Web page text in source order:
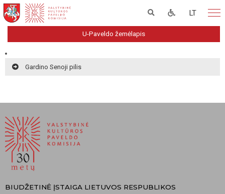
LT
U-Paveldo žemėlapis
Gardino Senoji pilis
BIUDŽETINĖ ĮSTAIGA LIETUVOS RESPUBLIKOS